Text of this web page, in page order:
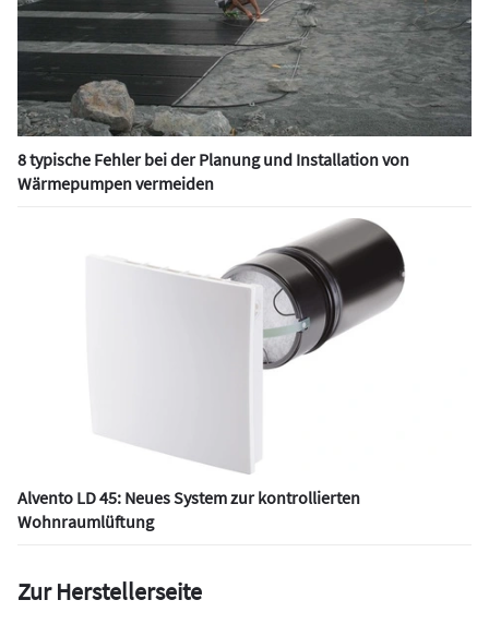
8 typische Fehler bei der Planung und Installation von
Wärmepumpen vermeiden
Alvento LD 45: Neues System zur kontrollierten
Wohnraumlüftung
Zur Herstellerseite